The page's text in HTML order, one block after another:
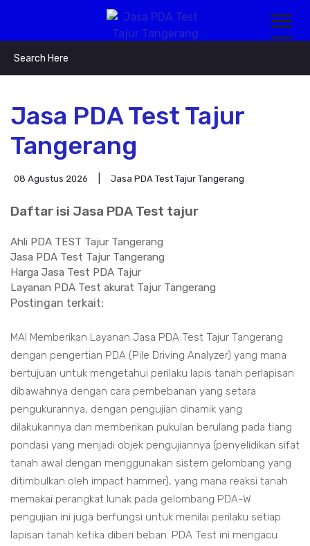
Jasa PDA Test Tajur
Tangerang
08 Agustus 2026 Jasa PDA Test Tajur Tangerang
Daftar isi Jasa PDA Test tajur
Ahli PDA TEST Tajur Tangerang
Jasa PDA Test Tajur Tangerang
Harga Jasa Test PDA Tajur
Layanan PDA Test akurat Tajur Tangerang
Postingan terkait:
MAI Memberikan Layanan Jasa PDA Test Tajur Tangerang
dengan pengertian PDA (Pile Driving Analyzer) yang mana
bertujuan untuk mengetahui perilaku lapis tanah perlapisan
dibawahnya dengan cara pembebanan yang setara
pengukurannya, dengan pengujian dinamik yang
dilakukannya dan memberikan pukulan berulang pada tiang
pondasi yang menjadi objek pengujiannya (penyelidikan sifat
tanah awal dengan menggunakan sistem gelombang yang
ditimbulkan oleh impact hammer), yang mana reaksi tanah
memakai perangkat lunak pada gelombang PDA-W
pengujian ini juga berfungsi untuk menilai perilaku setiap
lapisan tanah ketika diberi beban. PDA Test ini mengacu